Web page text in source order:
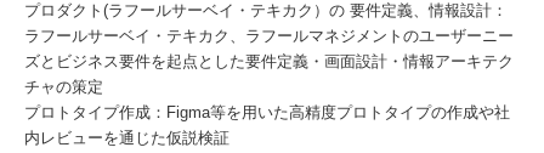
プロダクト(ラフールサーベイ・テキカク）の 要件定義、情報設計：
ラフールサーベイ・テキカク、ラフールマネジメントのユーザーニー
ズとビジネス要件を起点とした要件定義・画面設計・情報アーキテク
チャの策定
プロトタイプ作成：Figma等を用いた高精度プロトタイプの作成や社
内レビューを通じた仮説検証